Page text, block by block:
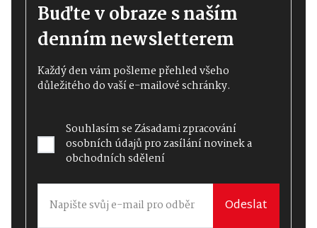
Buďte v obraze s naším
denním newsletterem
Každý den vám pošleme přehled všeho
důležitého do vaší e-mailové schránky.
Souhlasím seZásadami zpracování
osobních údajůpro zasílání novinek a
obchodních sdělení
Odeslat